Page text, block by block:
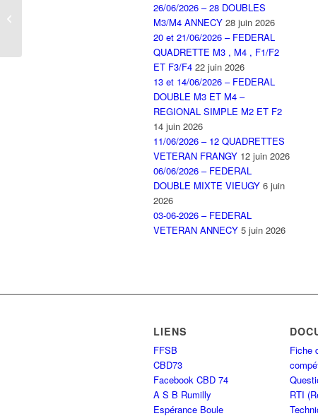
26/06/2026 – 28 DOUBLES
M3/M4 ANNECY 28 juin 2026
20 et 21/06/2026 – FEDERAL
QUADRETTE M3 , M4 , F1/F2
ET F3/F4 22 juin 2026
13 et 14/06/2026 – FEDERAL
DOUBLE M3 ET M4 –
REGIONAL SIMPLE M2 ET F2
14 juin 2026
11/06/2026 – 12 QUADRETTES
VETERAN FRANGY 12 juin 2026
06/06/2026 – FEDERAL
DOUBLE MIXTE VIEUGY 6 juin
2026
03-06-2026 – FEDERAL
VETERAN ANNECY 5 juin 2026
LIENS
FFSB
CBD73
Facebook CBD 74
A S B Rumilly
Espérance Boule
Fiche
RTI